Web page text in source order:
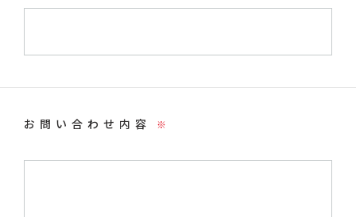
お問い合わせ内容 ※